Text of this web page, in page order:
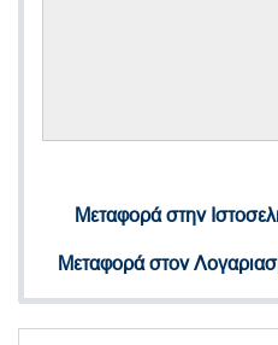
Μεταφορά στην
Μεταφορά στον